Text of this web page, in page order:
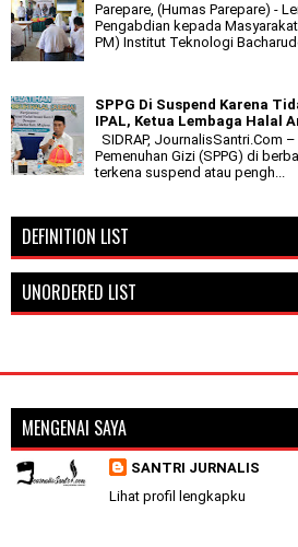
Parepare, (Humas Parepare) -
Pengabdian kepada
PM) Institut Teknologi
SPPG Di Suspend Karena
IPAL, Ketua Lembaga Halal
SIDRAP, JournalisSantri.Com
Pemenuhan Gizi (SPPG) di
terkena suspend atau pengh...
DEFINITION LIST
UNORDERED LIST
MENGENAI SAYA
SANTRI JURNALIS
Lihat profil lengkapku